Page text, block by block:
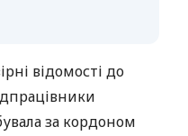
відомості до
за кордоном